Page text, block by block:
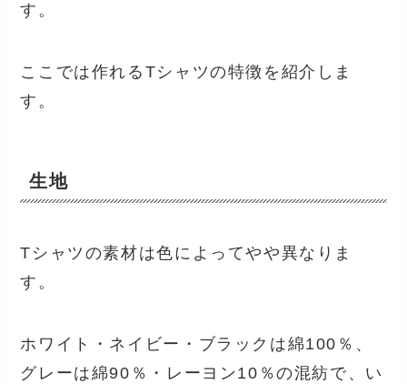
す。
ここでは作れるTシャツの特徴を紹介しま
す。
生地
Tシャツの素材は色によってやや異なりま
す。
ホワイト・ネイビー・ブラックは綿100％、
グレーは綿90％・レーヨン10％の混紡で、い